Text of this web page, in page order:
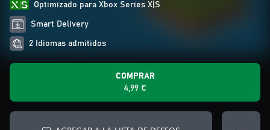
Optimizado para Xbox Series X|S
Smart Delivery
2 Idiomas admitidos
COMPRAR
4,99 €